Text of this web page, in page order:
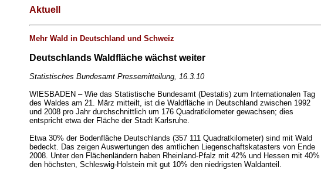
Aktuell
Mehr Wald in Deutschland und Schweiz
Deutschlands Waldfläche wächst weiter
Statistisches Bundesamt Pressemitteilung, 16.3.10
WIESBADEN – Wie das Statistische Bundesamt (Destatis) zum Internationalen Tag
des Waldes am 21. März mitteilt, ist die Waldfläche in Deutschland zwischen 1992
und 2008 pro Jahr durchschnittlich um 176 Quadratkilometer gewachsen; dies
entspricht etwa der Fläche der Stadt Karlsruhe.
Etwa 30% der Bodenfläche Deutschlands (357 111 Quadratkilometer) sind mit Wald
bedeckt. Das zeigen Auswertungen des amtlichen Liegenschaftskatasters von Ende
2008. Unter den Flächenländern haben Rheinland-Pfalz mit 42% und Hessen mit 40%
den höchsten, Schleswig-Holstein mit gut 10% den niedrigsten Waldanteil.